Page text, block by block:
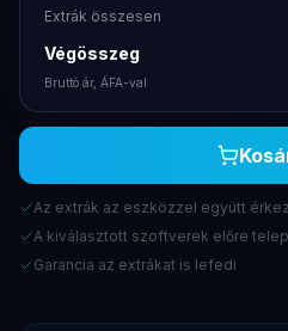
Extrák összesen
Végösszeg
Bruttó ár, ÁFA-val
Az extrák az eszközzel együtt
A kiválasztott szoftverek előre
Garancia az extrákat is lefedi